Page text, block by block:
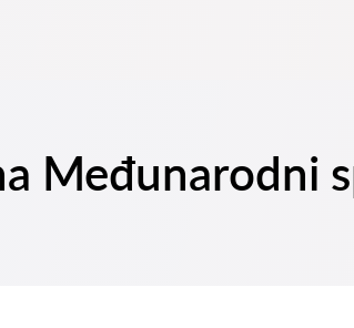
Međunarodni